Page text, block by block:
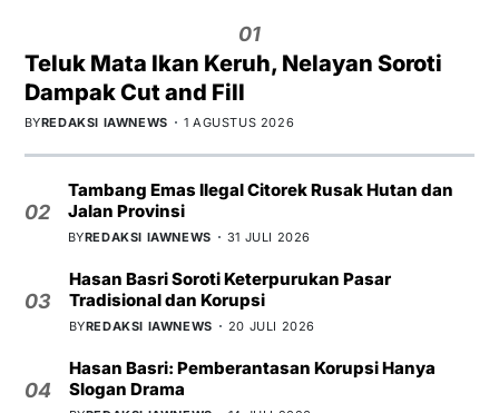
01
Teluk Mata Ikan Keruh, Nelayan Soroti
Dampak Cut and Fill
BYREDAKSI IAWNEWS 1 AGUSTUS 2026
02
Tambang Emas Ilegal Citorek Rusak Hutan dan
Jalan Provinsi
BYREDAKSI IAWNEWS 31 JULI 2026
03
Hasan Basri Soroti Keterpurukan Pasar
Tradisional dan Korupsi
BYREDAKSI IAWNEWS 20 JULI 2026
04
Hasan Basri: Pemberantasan Korupsi Hanya
Slogan Drama